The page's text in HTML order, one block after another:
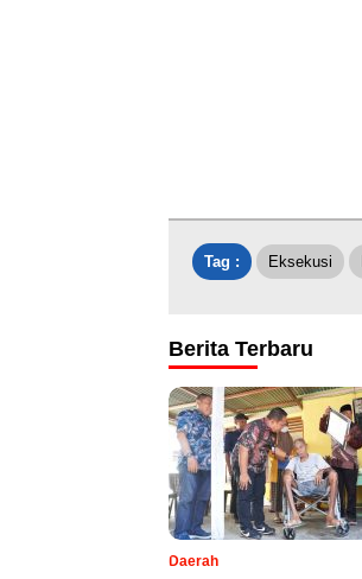
Tag : Eksekusi
Berita Terbaru
Daerah